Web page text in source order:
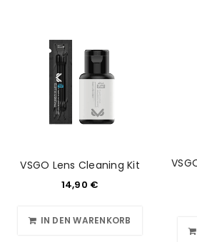
VSGO Lens Cleaning Kit
14,90 €
IN DEN WARENKORB